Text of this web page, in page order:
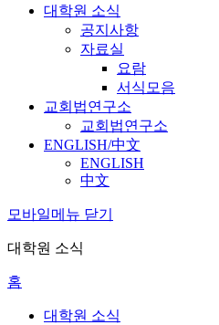
대학원 소식
공지사항
자료실
요람
서식모음
교회법연구소
교회법연구소
ENGLISH/中文
ENGLISH
中文
모바일메뉴 닫기
대학원 소식
홈
대학원 소식